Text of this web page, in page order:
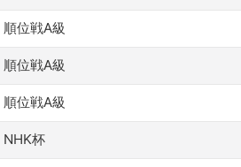
順位戦A級
順位戦A級
順位戦A級
NHK杯